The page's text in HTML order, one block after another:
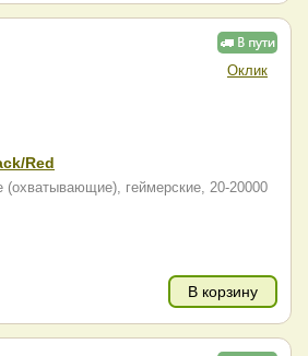
Оклик
Red
(охватывающие), геймерские, 20-20000
В корзину